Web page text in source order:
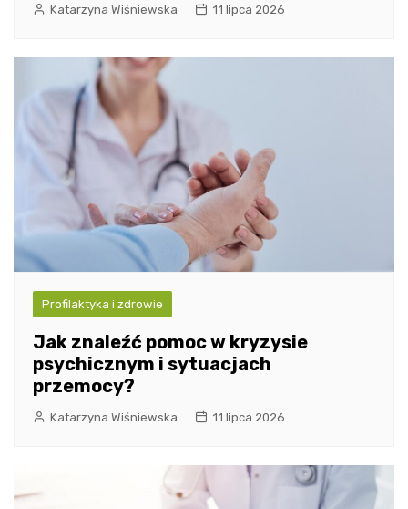
Katarzyna Wiśniewska 11 lipca 2026
Profilaktyka i zdrowie
Jak znaleźć pomoc w kryzysie
psychicznym i sytuacjach
przemocy?
Katarzyna Wiśniewska 11 lipca 2026